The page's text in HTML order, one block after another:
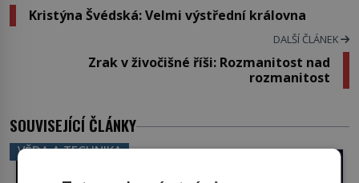
Kristýna Švédská: Velmi výstřední královna
DALŠÍ ČLÁNEK
Zrak v živočišné říši: Rozmanitost nad
rozmanitost
SOUVISEJÍCÍ ČLÁNKY
VĚDA A TECHNIKA